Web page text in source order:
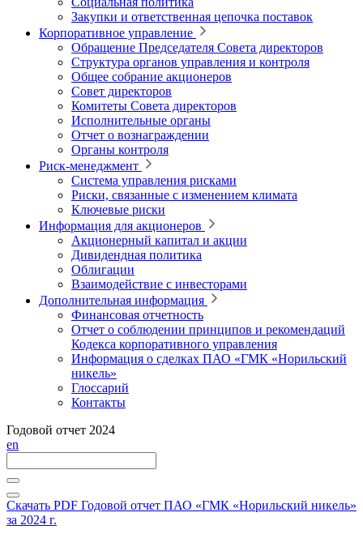
Закупки и ответственная цепочка поставок
Корпоративное управление
Обращение Председателя Совета директоров
Структура органов управления и контроля
Общее собрание акционеров
Совет директоров
Комитеты Совета директоров
Исполнительные органы
Отчет о вознаграждении
Органы контроля
Риск-менеджмент
Система управления рисками
Риски, связанные с изменением климата
Ключевые риски
Информация для акционеров
Акционерный капитал и акции
Дивидендная политика
Облигации
Взаимодействие с инвесторами
Дополнительная информация
Финансовая отчетность
Отчет о соблюдении принципов и рекомендаций
Кодекса корпоративного управления
Информация о сделках ПАО «ГМК «Норильский
никель»
Глоссарий
Контакты
Годовой отчет 2024
en
Скачать PDF Годовой отчет ПАО «ГМК «Норильский никель»
за 2024 г.